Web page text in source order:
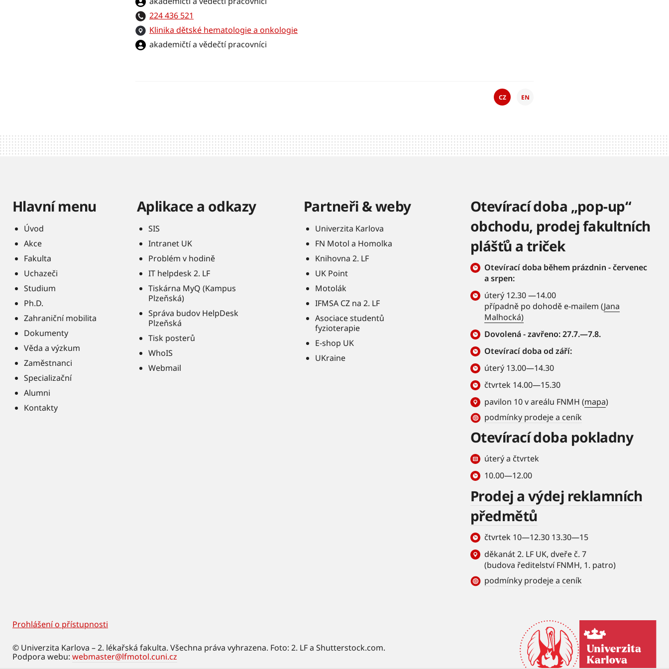
224 436 521
Klinika dětské hematologie a onkologie
akademičtí a vědečtí pracovníci
CZ EN
Hlavní menu
Úvod
Akce
Fakulta
Uchazeči
Studium
Ph.D.
Zahraniční mobilita
Dokumenty
Věda a výzkum
Zaměstnanci
Specializační
Alumni
Kontakty
Aplikace a odkazy
SIS
Intranet UK
Problém v hodině
IT helpdesk 2. LF
Tiskárna MyQ (Kampus
Plzeňská)
Správa budov HelpDesk
Plzeňská
Tisk posterů
WhoIS
Webmail
Partneři & weby
Univerzita Karlova
FN Motol a Homolka
Knihovna 2. LF
UK Point
Motolák
IFMSA CZ na 2. LF
Asociace studentů
fyzioterapie
E-shop UK
UKraine
Otevírací doba „pop-up“
obchodu, prodej fakultních
plášťů a triček
Otevírací doba během prázdnin - červenec
a srpen:
úterý 12.30 —14.00
případně po dohodě e-mailem (Jana
Malhocká)
Dovolená - zavřeno: 27.7.—7.8.
Otevírací doba od září:
úterý 13.00—14.30
čtvrtek 14.00—15.30
pavilon 10 v areálu FNMH (mapa)
podmínky prodeje a ceník
Otevírací doba pokladny
úterý a čtvrtek
10.00—12.00
Prodej a výdej reklamních
předmětů
čtvrtek 10—12.30 13.30—15
děkanát 2. LF UK, dveře č. 7
(budova ředitelství FNMH, 1. patro)
podmínky prodeje a ceník
Footer
Prohlášení o přístupnosti
© Univerzita Karlova – 2. lékařská fakulta. Všechna práva vyhrazena. Foto: 2. LF a Shutterstock.com.
Podpora webu: webmaster@lfmotol.cuni.cz